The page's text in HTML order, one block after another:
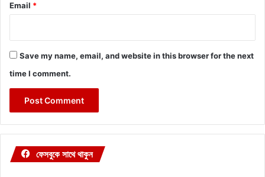
Email *
Save my name, email, and website in this browser for the next
time I comment.
ফেসবুকে সাথে থাকুন